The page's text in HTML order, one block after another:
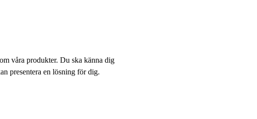
våra produkter. Du ska känna dig
presentera en lösning för dig.